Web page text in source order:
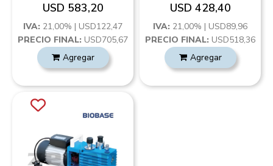
USD 583,20
IVA: 21,00% | USD122,47
PRECIO FINAL: USD705,67
Agregar
USD 428,40
IVA: 21,00% | USD89,96
PRECIO FINAL: USD518,36
Agregar